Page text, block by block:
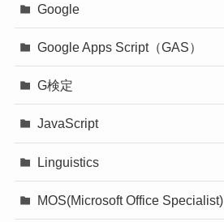
Google
Google Apps Script（GAS）
G検定
JavaScript
Linguistics
MOS(Microsoft Office Specialist)